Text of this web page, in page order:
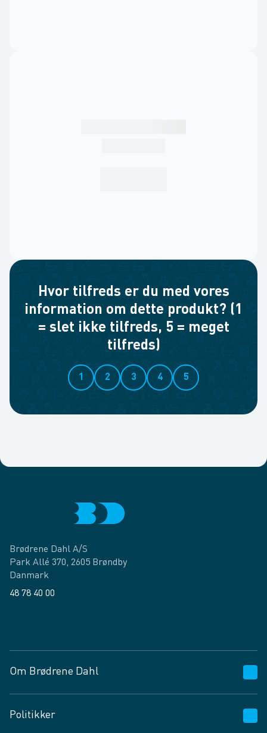
Hvor tilfreds er du med vores
information om dette produkt? (1
= slet ikke tilfreds, 5 = meget
tilfreds)
1 2 3 4 5
Brødrene Dahl A/S
Park Allé 370, 2605 Brøndby
Danmark
48 78 40 00
Om Brødrene Dahl
Vagttelefon 30 10 89 89
Politikker